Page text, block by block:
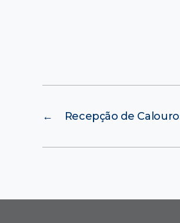
← Recepção de